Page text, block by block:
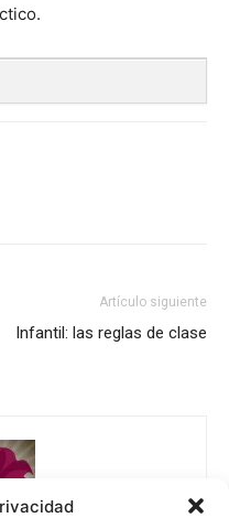
Artículo siguiente
Infantil: las reglas de clase